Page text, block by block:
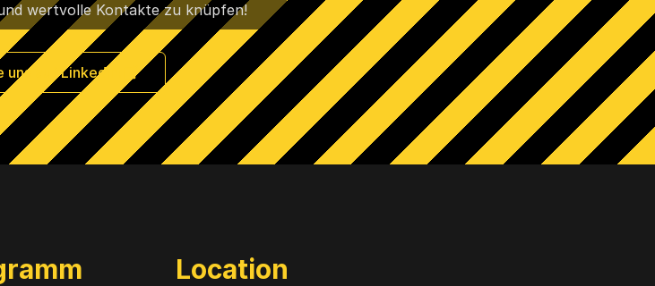
wertvolle Kontakte zu knüpfen!
uns auf LinkedIn!
Location